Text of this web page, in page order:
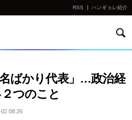
RSS ハンギョレ紹介
ばかり代表」…政治経
つのこと
08:26